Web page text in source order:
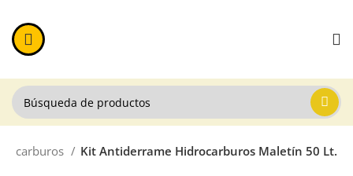
Kit Antiderrame Hidrocarburos Maletín 50 Lt.